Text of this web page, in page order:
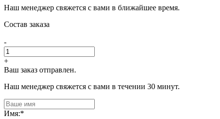
Наш менеджер свяжется с вами в ближайшее время.
Состав заказа
-
+
Ваш заказ отправлен.
Наш менеджер свяжется с вами в течении 30 минут.
Имя:*